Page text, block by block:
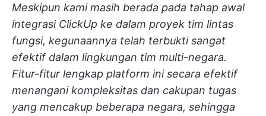
Meskipun kami masih berada pada tahap awal
integrasi ClickUp ke dalam proyek tim lintas
fungsi, kegunaannya telah terbukti sangat
efektif dalam lingkungan tim multi-negara.
Fitur-fitur lengkap platform ini secara efektif
menangani kompleksitas dan cakupan tugas
yang mencakup beberapa negara, sehingga